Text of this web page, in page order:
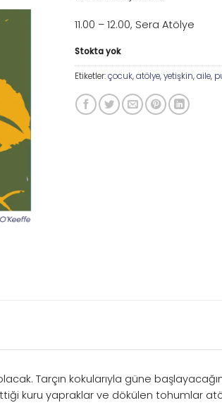
11.00 – 12.00, Sera Atölye
Stokta yok
Etiketler:çocuk,atölye,yetişkin,aile,
Tarçın kokularıyla güne
kuru yapraklar ve dökülen tohumlar